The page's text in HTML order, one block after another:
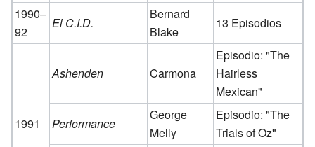
1990–
92
El C.I.D.
Bernard
Blake
13 Episodios
1991
Ashenden Carmona
Episodio: "The
Hairless
Mexican"
Performance
George
Melly
Episodio: "The
Trials of Oz"